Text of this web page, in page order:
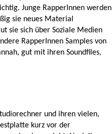
Junge RapperInnen werden
sie neues Material
sie sich über Soziale Medien
RapperInnen Samples von
gut mit ihren Soundfiles,
und ihren vielen,
kurz vor der